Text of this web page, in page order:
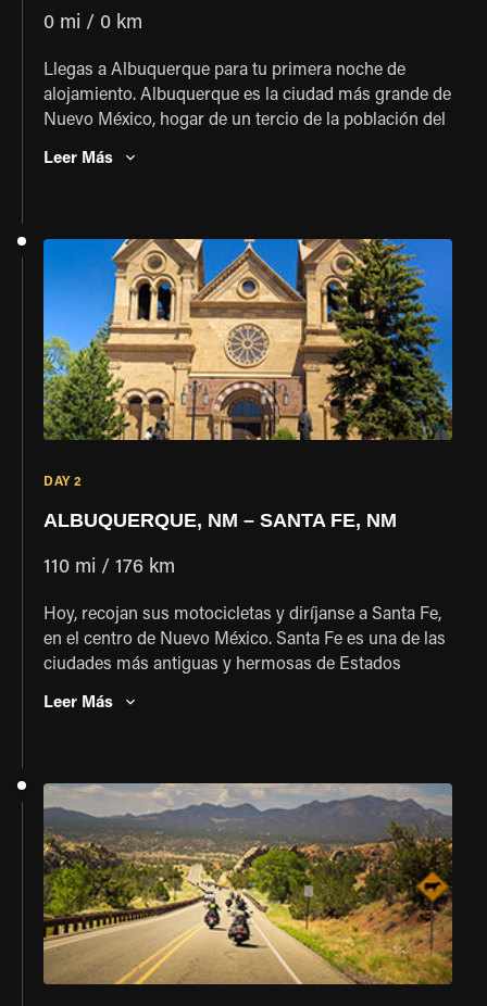
0 mi / 0 km
Llegas a Albuquerque para tu primera noche de
alojamiento. Albuquerque es la ciudad más grande de
Nuevo México, hogar de un tercio de la población del
por la mañana comenzarás tu recorrido!
Leer Más
DAY 2
ALBUQUERQUE, NM – SANTA FE, NM
110 mi / 176 km
Hoy, recojan sus motocicletas y diríjanse a Santa Fe,
en el centro de Nuevo México. Santa Fe es una de las
ciudades más antiguas y hermosas de Estados
Leer Más